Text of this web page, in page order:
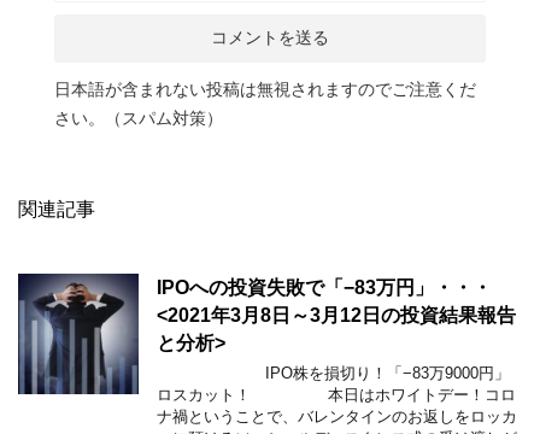
日本語が含まれない投稿は無視されますのでご注意くだ
さい。（スパム対策）
関連記事
IPOへの投資失敗で「−83万円」・・・
<2021年3月8日～3月12日の投資結果報告
と分析>
IPO株を損切り！「−83万9000円」
ロスカット！ 本日はホワイトデー！コロ
ナ禍ということで、バレンタインのお返しをロッカ